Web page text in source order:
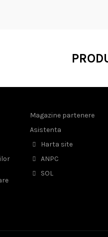
Magazine partenere
Asistenta
Harta site
ANPC
SOL